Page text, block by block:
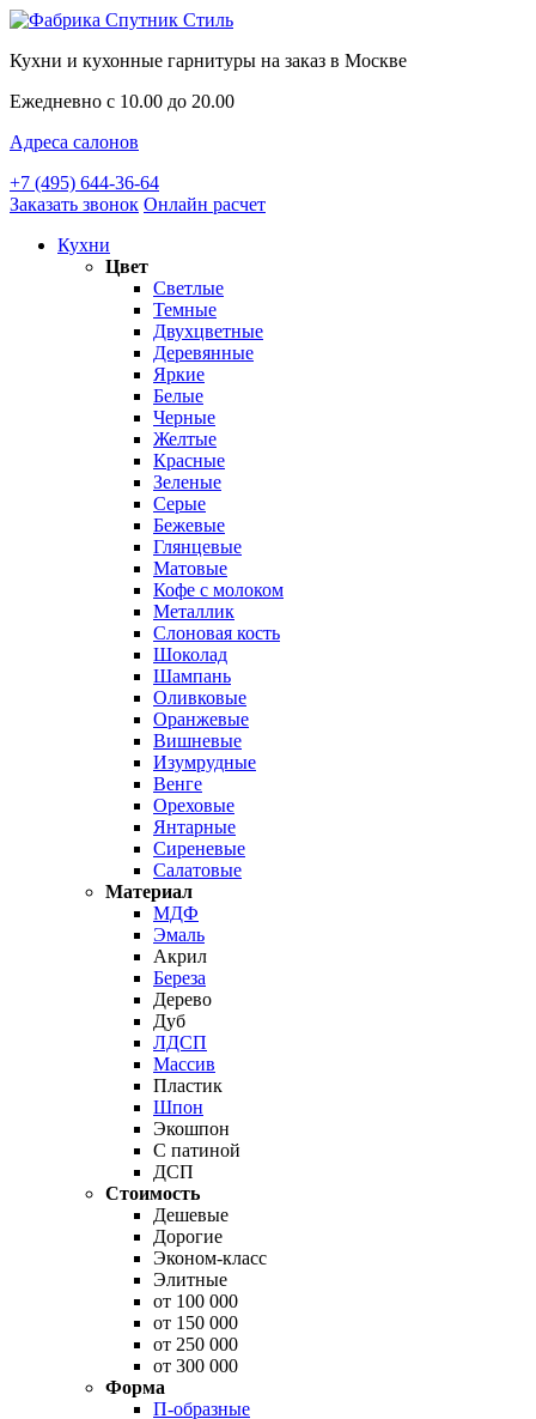
Кухни и кухонные гарнитуры на заказ в Москве
Ежедневно с 10.00 до 20.00
Адреса салонов
+7 (495) 644-36-64
Заказать звонок Онлайн расчет
Кухни
Цвет
Светлые
Темные
Двухцветные
Деревянные
Яркие
Белые
Черные
Желтые
Красные
Зеленые
Серые
Бежевые
Глянцевые
Матовые
Кофе с молоком
Металлик
Слоновая кость
Шоколад
Шампань
Оливковые
Оранжевые
Вишневые
Изумрудные
Венге
Ореховые
Янтарные
Сиреневые
Салатовые
Материал
МДФ
Эмаль
Акрил
Береза
Дерево
Дуб
ЛДСП
Массив
Пластик
Шпон
Экошпон
С патиной
ДСП
Стоимость
Дешевые
Дорогие
Эконом-класс
Элитные
от 100 000
от 150 000
от 250 000
от 300 000
Форма
П-образные